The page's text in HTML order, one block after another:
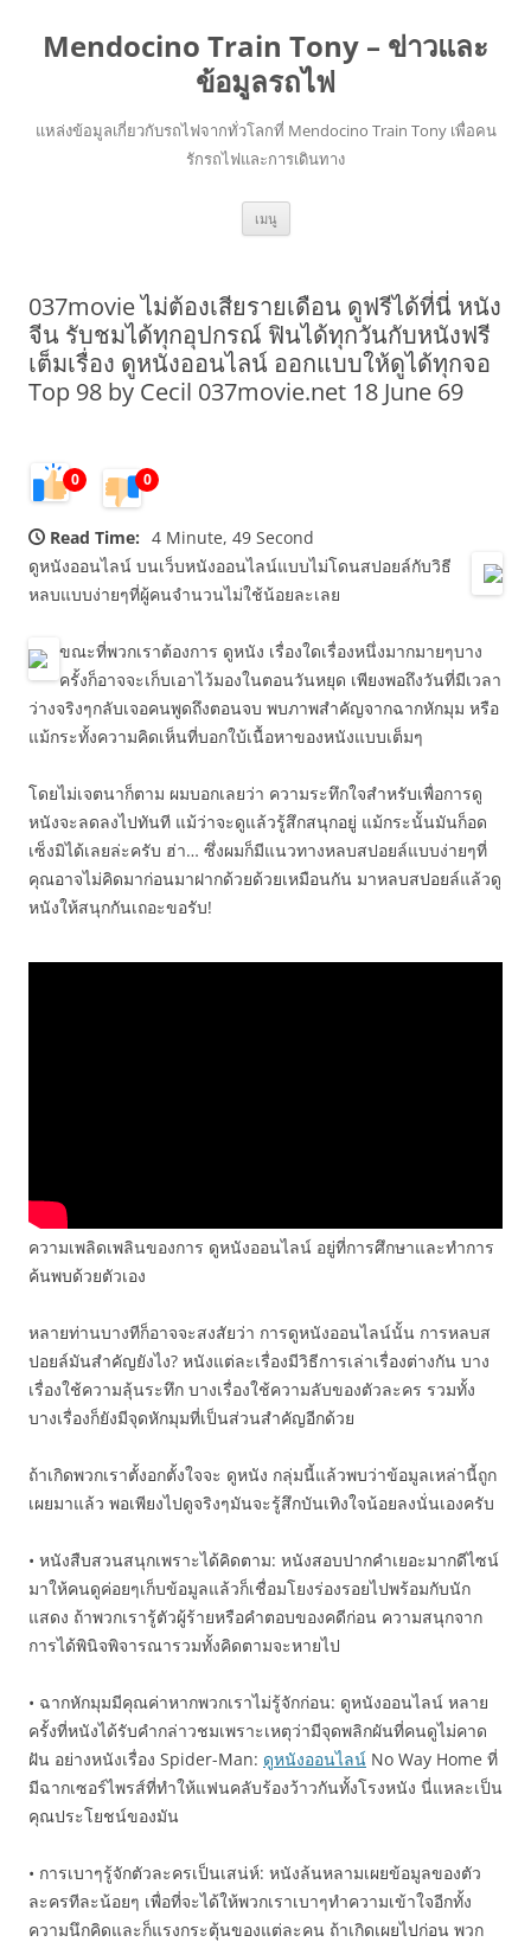
Mendocino Train Tony – ข่าวและ
ข้อมูลรถไฟ
แหล่งข้อมูลเกี่ยวกับรถไฟจากทั่วโลกที่ Mendocino Train Tony เพื่อคน
รักรถไฟและการเดินทาง
เมนู ข้าม
ยัง
037movie ไม่ต้องเสียรายเดือน ดูฟรีได้ที่นี่ หนัง
จีน รับชมได้ทุกอุปกรณ์ ฟินได้ทุกวันกับหนังฟรี
เต็มเรื่อง ดูหนังออนไลน์ ออกแบบให้ดูได้ทุกจอ
Top 98 by Cecil 037movie.net 18 June 69
0 0
Read Time: 4 Minute, 49 Second
ดูหนังออนไลน์ บนเว็บหนังออนไลน์แบบไม่โดนสปอยล์กับวิธี
หลบแบบง่ายๆที่ผู้คนจำนวนไม่ใช้น้อยละเลย
ขณะที่พวกเราต้องการ ดูหนัง เรื่องใดเรื่องหนึ่งมากมายๆบาง
ครั้งก็อาจจะเก็บเอาไว้มองในตอนวันหยุด เพียงพอถึงวันที่มีเวลา
ว่างจริงๆกลับเจอคนพูดถึงตอนจบ พบภาพสำคัญจากฉากหักมุม หรือ
แม้กระทั้งความคิดเห็นที่บอกใบ้เนื้อหาของหนังแบบเต็มๆ
โดยไม่เจตนาก็ตาม ผมบอกเลยว่า ความระทึกใจสำหรับเพื่อการดู
หนังจะลดลงไปทันที แม้ว่าจะดูแล้วรู้สึกสนุกอยู่ แม้กระนั้นมันก็อด
เซ็งมิได้เลยล่ะครับ ฮ่า… ซึ่งผมก็มีแนวทางหลบสปอยล์แบบง่ายๆที่
คุณอาจไม่คิดมาก่อนมาฝากด้วยด้วยเหมือนกัน มาหลบสปอยล์แล้วดู
หนังให้สนุกกันเถอะขอรับ!
ความเพลิดเพลินของการ ดูหนังออนไลน์ อยู่ที่การศึกษาและทำการ
ค้นพบด้วยตัวเอง
หลายท่านบางทีก็อาจจะสงสัยว่า การดูหนังออนไลน์นั้น การหลบส
ปอยล์มันสำคัญยังไง? หนังแต่ละเรื่องมีวิธีการเล่าเรื่องต่างกัน บาง
เรื่องใช้ความลุ้นระทึก บางเรื่องใช้ความลับของตัวละคร รวมทั้ง
บางเรื่องก็ยังมีจุดหักมุมที่เป็นส่วนสำคัญอีกด้วย
ถ้าเกิดพวกเราตั้งอกตั้งใจจะ ดูหนัง กลุ่มนี้แล้วพบว่าข้อมูลเหล่านี้ถูก
เผยมาแล้ว พอเพียงไปดูจริงๆมันจะรู้สึกบันเทิงใจน้อยลงนั่นเองครับ
• หนังสืบสวนสนุกเพราะได้คิดตาม: หนังสอบปากคำเยอะมากดีไซน์
มาให้คนดูค่อยๆเก็บข้อมูลแล้วก็เชื่อมโยงร่องรอยไปพร้อมกับนัก
แสดง ถ้าพวกเรารู้ตัวผู้ร้ายหรือคำตอบของคดีก่อน ความสนุกจาก
การได้พินิจพิจารณารวมทั้งคิดตามจะหายไป
• ฉากหักมุมมีคุณค่าหากพวกเราไม่รู้จักก่อน: ดูหนังออนไลน์ หลาย
ครั้งที่หนังได้รับคำกล่าวชมเพราะเหตุว่ามีจุดพลิกผันที่คนดูไม่คาด
ฝัน อย่างหนังเรื่อง Spider-Man: ดูหนังออนไลน์ No Way Home ที่
มีฉากเซอร์ไพรส์ที่ทำให้แฟนคลับร้องว้าวกันทั้งโรงหนัง นี่แหละเป็น
คุณประโยชน์ของมัน
• การเบาๆรู้จักตัวละครเป็นเสน่ห์: หนังล้นหลามเผยข้อมูลของตัว
ละครทีละน้อยๆ เพื่อที่จะได้ให้พวกเราเบาๆทำความเข้าใจอีกทั้ง
ความนึกคิดและก็แรงกระตุ้นของแต่ละคน ถ้าเกิดเผยไปก่อน พวก